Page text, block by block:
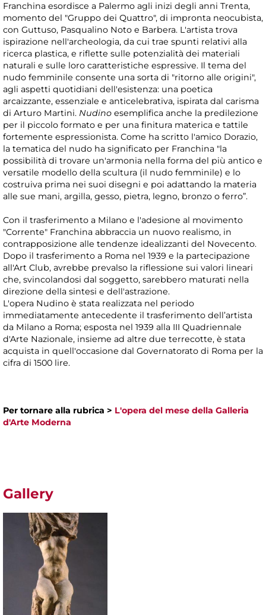
Franchina esordisce a Palermo agli inizi degli anni Trenta,
momento del "Gruppo dei Quattro", di impronta neocubista,
con Guttuso, Pasqualino Noto e Barbera. L'artista trova
ispirazione nell'archeologia, da cui trae spunti relativi alla
ricerca plastica, e riflette sulle potenzialità dei materiali
naturali e sulle loro caratteristiche espressive. Il tema del
nudo femminile consente una sorta di "ritorno alle origini",
agli aspetti quotidiani dell'esistenza: una poetica
arcaizzante, essenziale e anticelebrativa, ispirata dal carisma
di Arturo Martini. Nudino esemplifica anche la predilezione
per il piccolo formato e per una finitura materica e tattile
fortemente espressionista. Come ha scritto l'amico Dorazio,
la tematica del nudo ha significato per Franchina "la
possibilità di trovare un'armonia nella forma del più antico e
versatile modello della scultura (il nudo femminile) e lo
costruiva prima nei suoi disegni e poi adattando la materia
alle sue mani, argilla, gesso, pietra, legno, bronzo o ferro”.
Con il trasferimento a Milano e l'adesione al movimento
"Corrente" Franchina abbraccia un nuovo realismo, in
contrapposizione alle tendenze idealizzanti del Novecento.
Dopo il trasferimento a Roma nel 1939 e la partecipazione
all'Art Club, avrebbe prevalso la riflessione sui valori lineari
che, svincolandosi dal soggetto, sarebbero maturati nella
direzione della sintesi e dell'astrazione.
L'opera Nudino è stata realizzata nel periodo
immediatamente antecedente il trasferimento dell’artista
da Milano a Roma; esposta nel 1939 alla III Quadriennale
d'Arte Nazionale, insieme ad altre due terrecotte, è stata
acquista in quell'occasione dal Governatorato di Roma per la
cifra di 1500 lire.
Per tornare alla rubrica > L'opera del mese della Galleria
d'Arte Moderna
Gallery